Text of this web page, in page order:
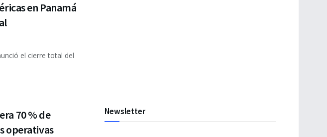
en Panamá
el cierre total del
70 % de
operativas
Newsletter